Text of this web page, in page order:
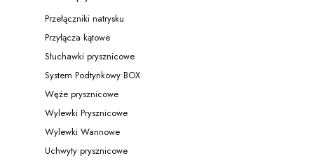
Kategoria - Akcesoria prysznicowe
Kategoria - Przełączniki natrysku
Przełączniki natrysku
Kategoria - Przyłącza kątowe
Przyłącza kątowe
Kategoria - Słuchawki prysznicowe
Słuchawki prysznicowe
Kategoria - System Podtynkowy BOX
System Podtynkowy BOX
Kategoria - Węże prysznicowe
Węże prysznicowe
Kategoria - Wylewki Prysznicowe
Wylewki Prysznicowe
Kategoria - Wylewki Wannowe
Wylewki Wannowe
Uchwyty prysznicowe